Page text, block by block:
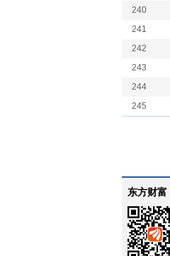
240
241
242
243
244
245
东方财富